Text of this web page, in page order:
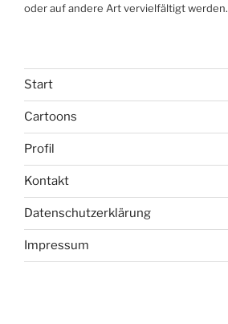
oder auf andere Art vervielfältigt werden.
Start
Cartoons
Profil
Kontakt
Datenschutzerklärung
Impressum